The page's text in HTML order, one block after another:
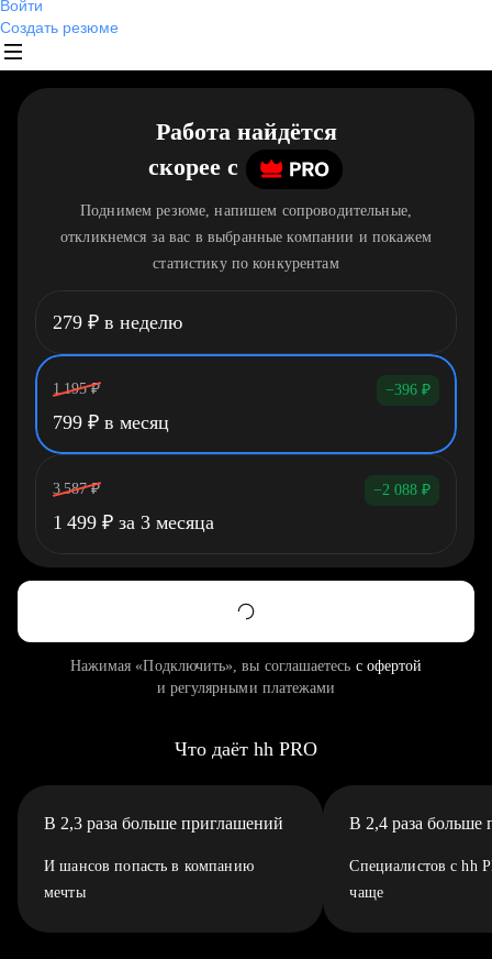
Войти
Создать резюме
Работа найдётся
скорее c
Поднимем резюме, напишем сопроводительные,
откликнемся за вас в выбранные компании и покажем
статистику по конкурентам
279 ₽ в неделю
1 195 ₽ −396 ₽
799 ₽ в месяц
3 587 ₽ −2 088 ₽
1 499 ₽ за 3 месяца
Нажимая «Подключить», вы соглашаетесь с офертой
и регулярными платежами
Что даёт hh PRO
В 2,3 раза больше приглашений
И шансов попасть в компанию
мечты
В 2,4 раза больше
Специалистов с hh
чаще